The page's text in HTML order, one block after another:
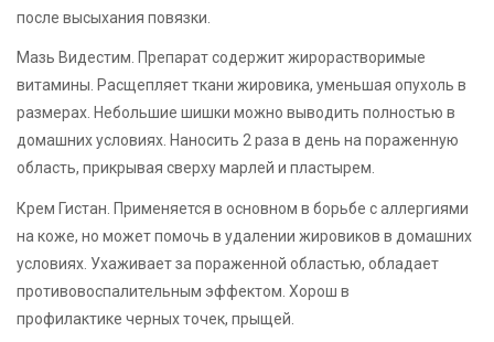
после высыхания повязки.
Мазь Видестим. Препарат содержит жирорастворимые
витамины. Расщепляет ткани жировика, уменьшая опухоль в
размерах. Небольшие шишки можно выводить полностью в
домашних условиях. Наносить 2 раза в день на пораженную
область, прикрывая сверху марлей и пластырем.
Крем Гистан. Применяется в основном в борьбе с аллергиями
на коже, но может помочь в удалении жировиков в домашних
условиях. Ухаживает за пораженной областью, обладает
противовоспалительным эффектом. Хорош в
профилактике черных точек, прыщей.